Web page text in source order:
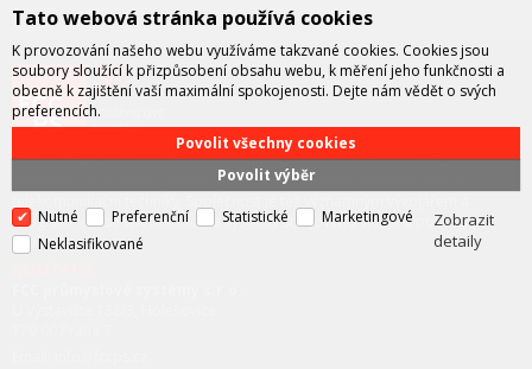
FCC průmyslové systémyje technicko – obchodní společností,
zastupující významné výrobce v oblasti průmyslové automatizace a
integrátorem se specializací na systémy strojového vidění a pokročilé
robotiky.
Tato webová stránka používá cookies
K provozování našeho webu využíváme takzvané cookies. Cookies jsou
soubory sloužící k přizpůsobení obsahu webu, k měření jeho funkčnosti a
obecně k zajištění vaší maximální spokojenosti. Dejte nám vědět o svých
preferencích.
Povolit výběr
Povolit všechny cookies
Nutné Preferenční Statistické
Marketingové
Neklasifikované
Zobrazit
detaily